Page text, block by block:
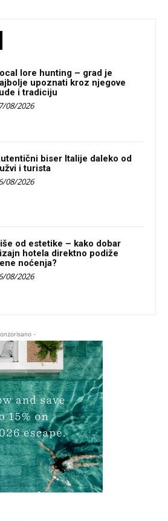
lore hunting – grad je
upoznati kroz njegove
i tradiciju
08/2026
biser Italije daleko od
i turista
08/2026
od estetike – kako dobar
hotela direktno podiže
noćenja?
08/2026
-